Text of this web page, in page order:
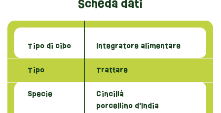
Scheda dati
Tipo di cibo Integratore alimentare
Tipo Trattare
Specie
Cincillà
porcellino d'India